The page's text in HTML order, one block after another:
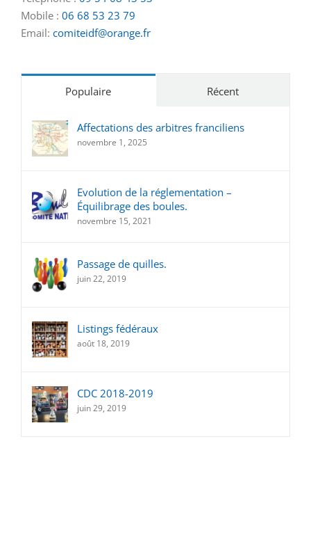
Mobile : 06 68 53 23 79
Email: comiteidf@orange.fr
Populaire Récent
Affectations des arbitres franciliens
novembre 1, 2025
Evolution de la réglementation –
Équilibrage des boules.
novembre 15, 2021
Passage de quilles.
juin 22, 2019
Listings fédéraux
août 18, 2019
CDC 2018-2019
juin 29, 2019